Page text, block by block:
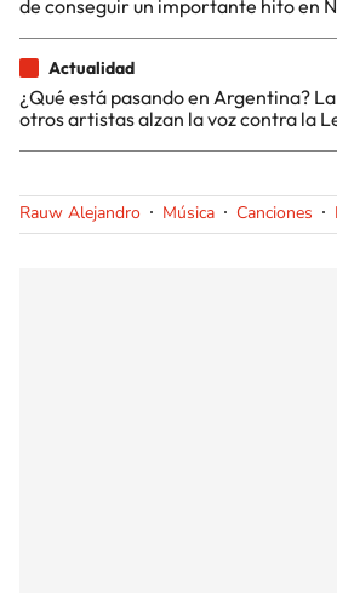
de conseguir un importante hito en
Actualidad
¿Qué está pasando en Argentina?
otros artistas alzan la voz contra la
Rauw Alejandro Música Canciones